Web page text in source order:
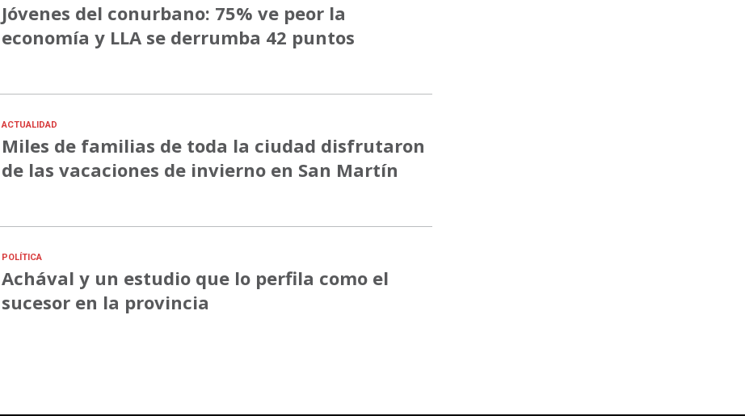
Jóvenes del conurbano: 75% ve peor la
economía y LLA se derrumba 42 puntos
ACTUALIDAD
Miles de familias de toda la ciudad disfrutaron
de las vacaciones de invierno en San Martín
POLÍTICA
Achával y un estudio que lo perfila como el
sucesor en la provincia